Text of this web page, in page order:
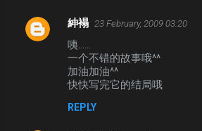
紳褟 23 February, 2009 03:20
咦……
一个不错的故事哦^^
加油加油^^
快快写完它的结局哦
REPLY